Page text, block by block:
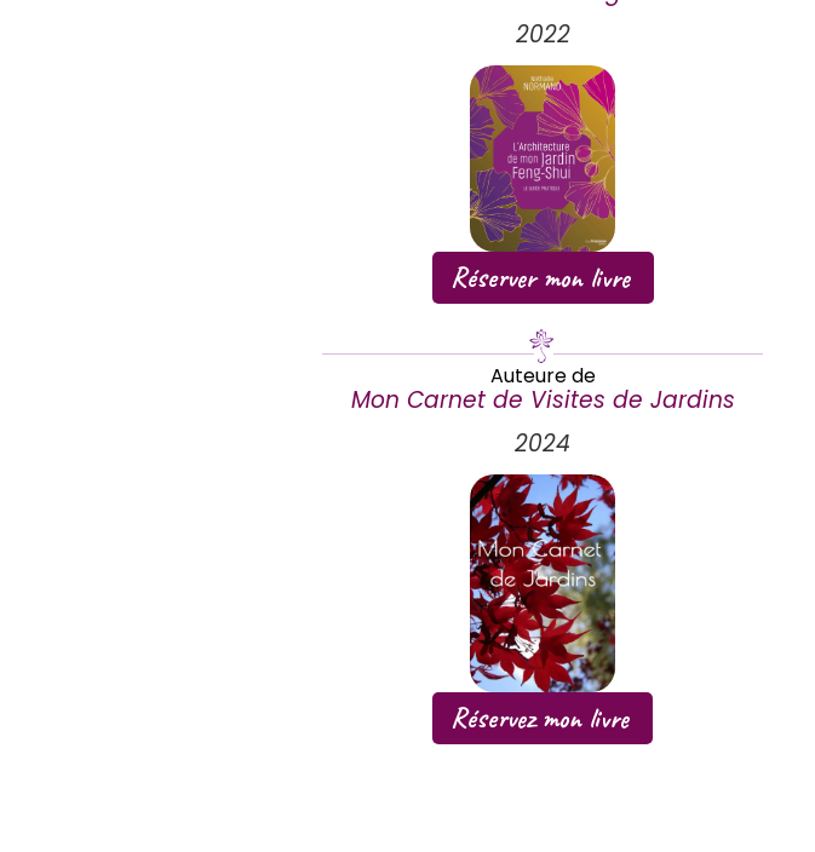
2022
Réserver mon livre
Auteure de
Mon Carnet de Visites de Jardins
2024
Réservez mon livre